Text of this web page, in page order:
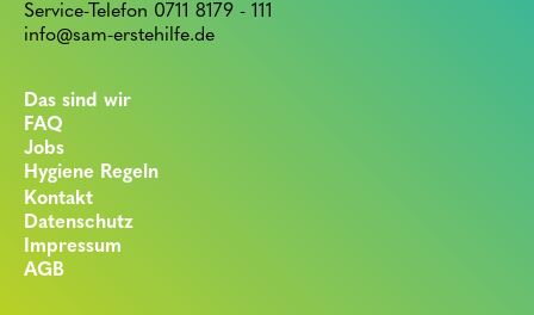
Service-Telefon 0711 8179 - 111
info@sam-erstehilfe.de
Das sind wir
FAQ
Jobs
Hygiene Regeln
Kontakt
Datenschutz
Impressum
AGB